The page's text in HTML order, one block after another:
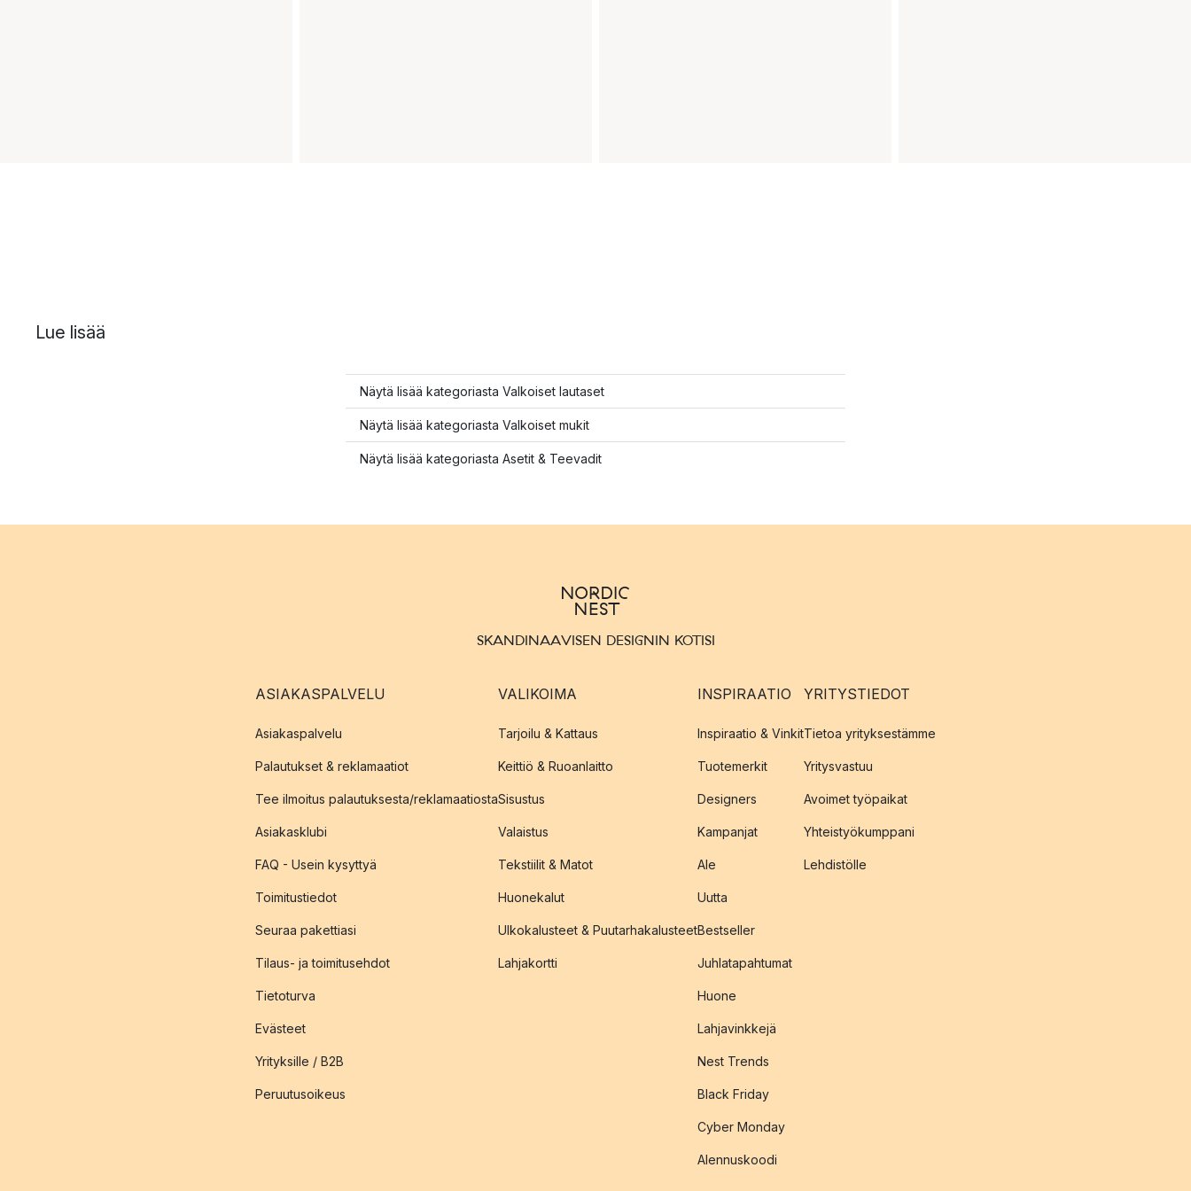
Lue lisää
Näytä lisää kategoriasta Valkoiset lautaset
Näytä lisää kategoriasta Valkoiset mukit
Näytä lisää kategoriasta Asetit & Teevadit
SKANDINAAVISEN DESIGNIN KOTISI
ASIAKASPALVELU
Asiakaspalvelu
Palautukset & reklamaatiot
Tee ilmoitus palautuksesta/reklamaatiosta
Asiakasklubi
FAQ - Usein kysyttyä
Toimitustiedot
Seuraa pakettiasi
Tilaus- ja toimitusehdot
Tietoturva
Evästeet
Yrityksille / B2B
Peruutusoikeus
VALIKOIMA
Tarjoilu & Kattaus
Keittiö & Ruoanlaitto
Sisustus
Valaistus
Tekstiilit & Matot
Huonekalut
Ulkokalusteet & Puutarhakalusteet
Lahjakortti
INSPIRAATIO
Inspiraatio & Vinkit
Tuotemerkit
Designers
Kampanjat
Ale
Uutta
Bestseller
Juhlatapahtumat
Huone
Lahjavinkkejä
Nest Trends
Black Friday
Cyber Monday
Alennuskoodi
YRITYSTIEDOT
Tietoa yrityksestämme
Yritysvastuu
Avoimet työpaikat
Yhteistyökumppani
Lehdistölle